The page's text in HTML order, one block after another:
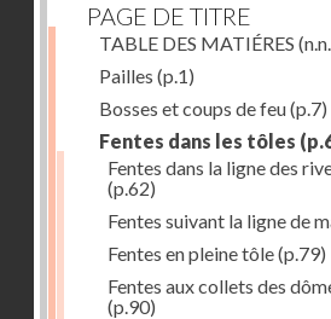
PAGE DE TITRE
TABLE DES MATIÉRES
Pailles (p.1)
Bosses et coups de feu(p.7)
Fentes dans les tôles
Fentes dans la ligne des
(p.62)
Fentes suivant la ligne de
Fentes en pleine tôle(p.79)
Fentes aux collets des
(p.90)